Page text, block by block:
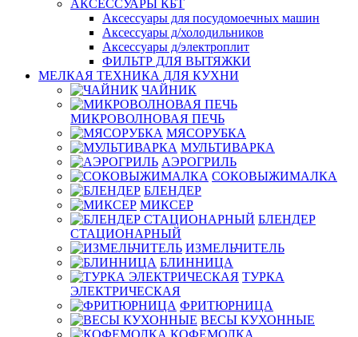
АКСЕССУАРЫ КБТ
Аксессуары для посудомоечных машин
Аксессуары д/холодильников
Аксессуары д/электроплит
ФИЛЬТР ДЛЯ ВЫТЯЖКИ
МЕЛКАЯ ТЕХНИКА ДЛЯ КУХНИ
ЧАЙНИК
МИКРОВОЛНОВАЯ ПЕЧЬ
МЯСОРУБКА
МУЛЬТИВАРКА
АЭРОГРИЛЬ
СОКОВЫЖИМАЛКА
БЛЕНДЕР
МИКСЕР
БЛЕНДЕР
СТАЦИОНАРНЫЙ
ИЗМЕЛЬЧИТЕЛЬ
БЛИННИЦА
ТУРКА
ЭЛЕКТРИЧЕСКАЯ
ФРИТЮРНИЦА
ВЕСЫ КУХОННЫЕ
КОФЕМОЛКА